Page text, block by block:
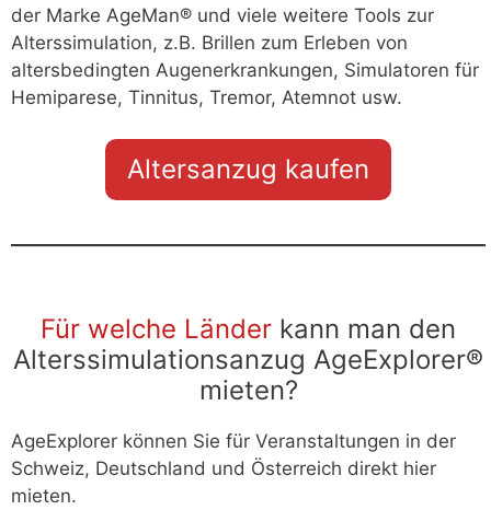
der Marke AgeMan® und viele weitere Tools zur
Alterssimulation, z.B. Brillen zum Erleben von
altersbedingten Augenerkrankungen, Simulatoren für
Hemiparese, Tinnitus, Tremor, Atemnot usw.
Altersanzug kaufen
Für welche Länder kann man den
Alterssimulationsanzug AgeExplorer®
mieten?
AgeExplorer können Sie für Veranstaltungen in der
Schweiz, Deutschland und Österreich direkt hier
mieten.